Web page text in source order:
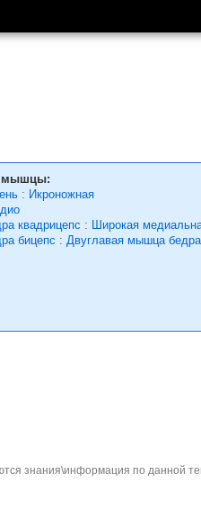
мышцы:
: Икроножная
квадрицепс : Широкая
бицепс : Двуглавая мышца бедра
знания\информация по данной